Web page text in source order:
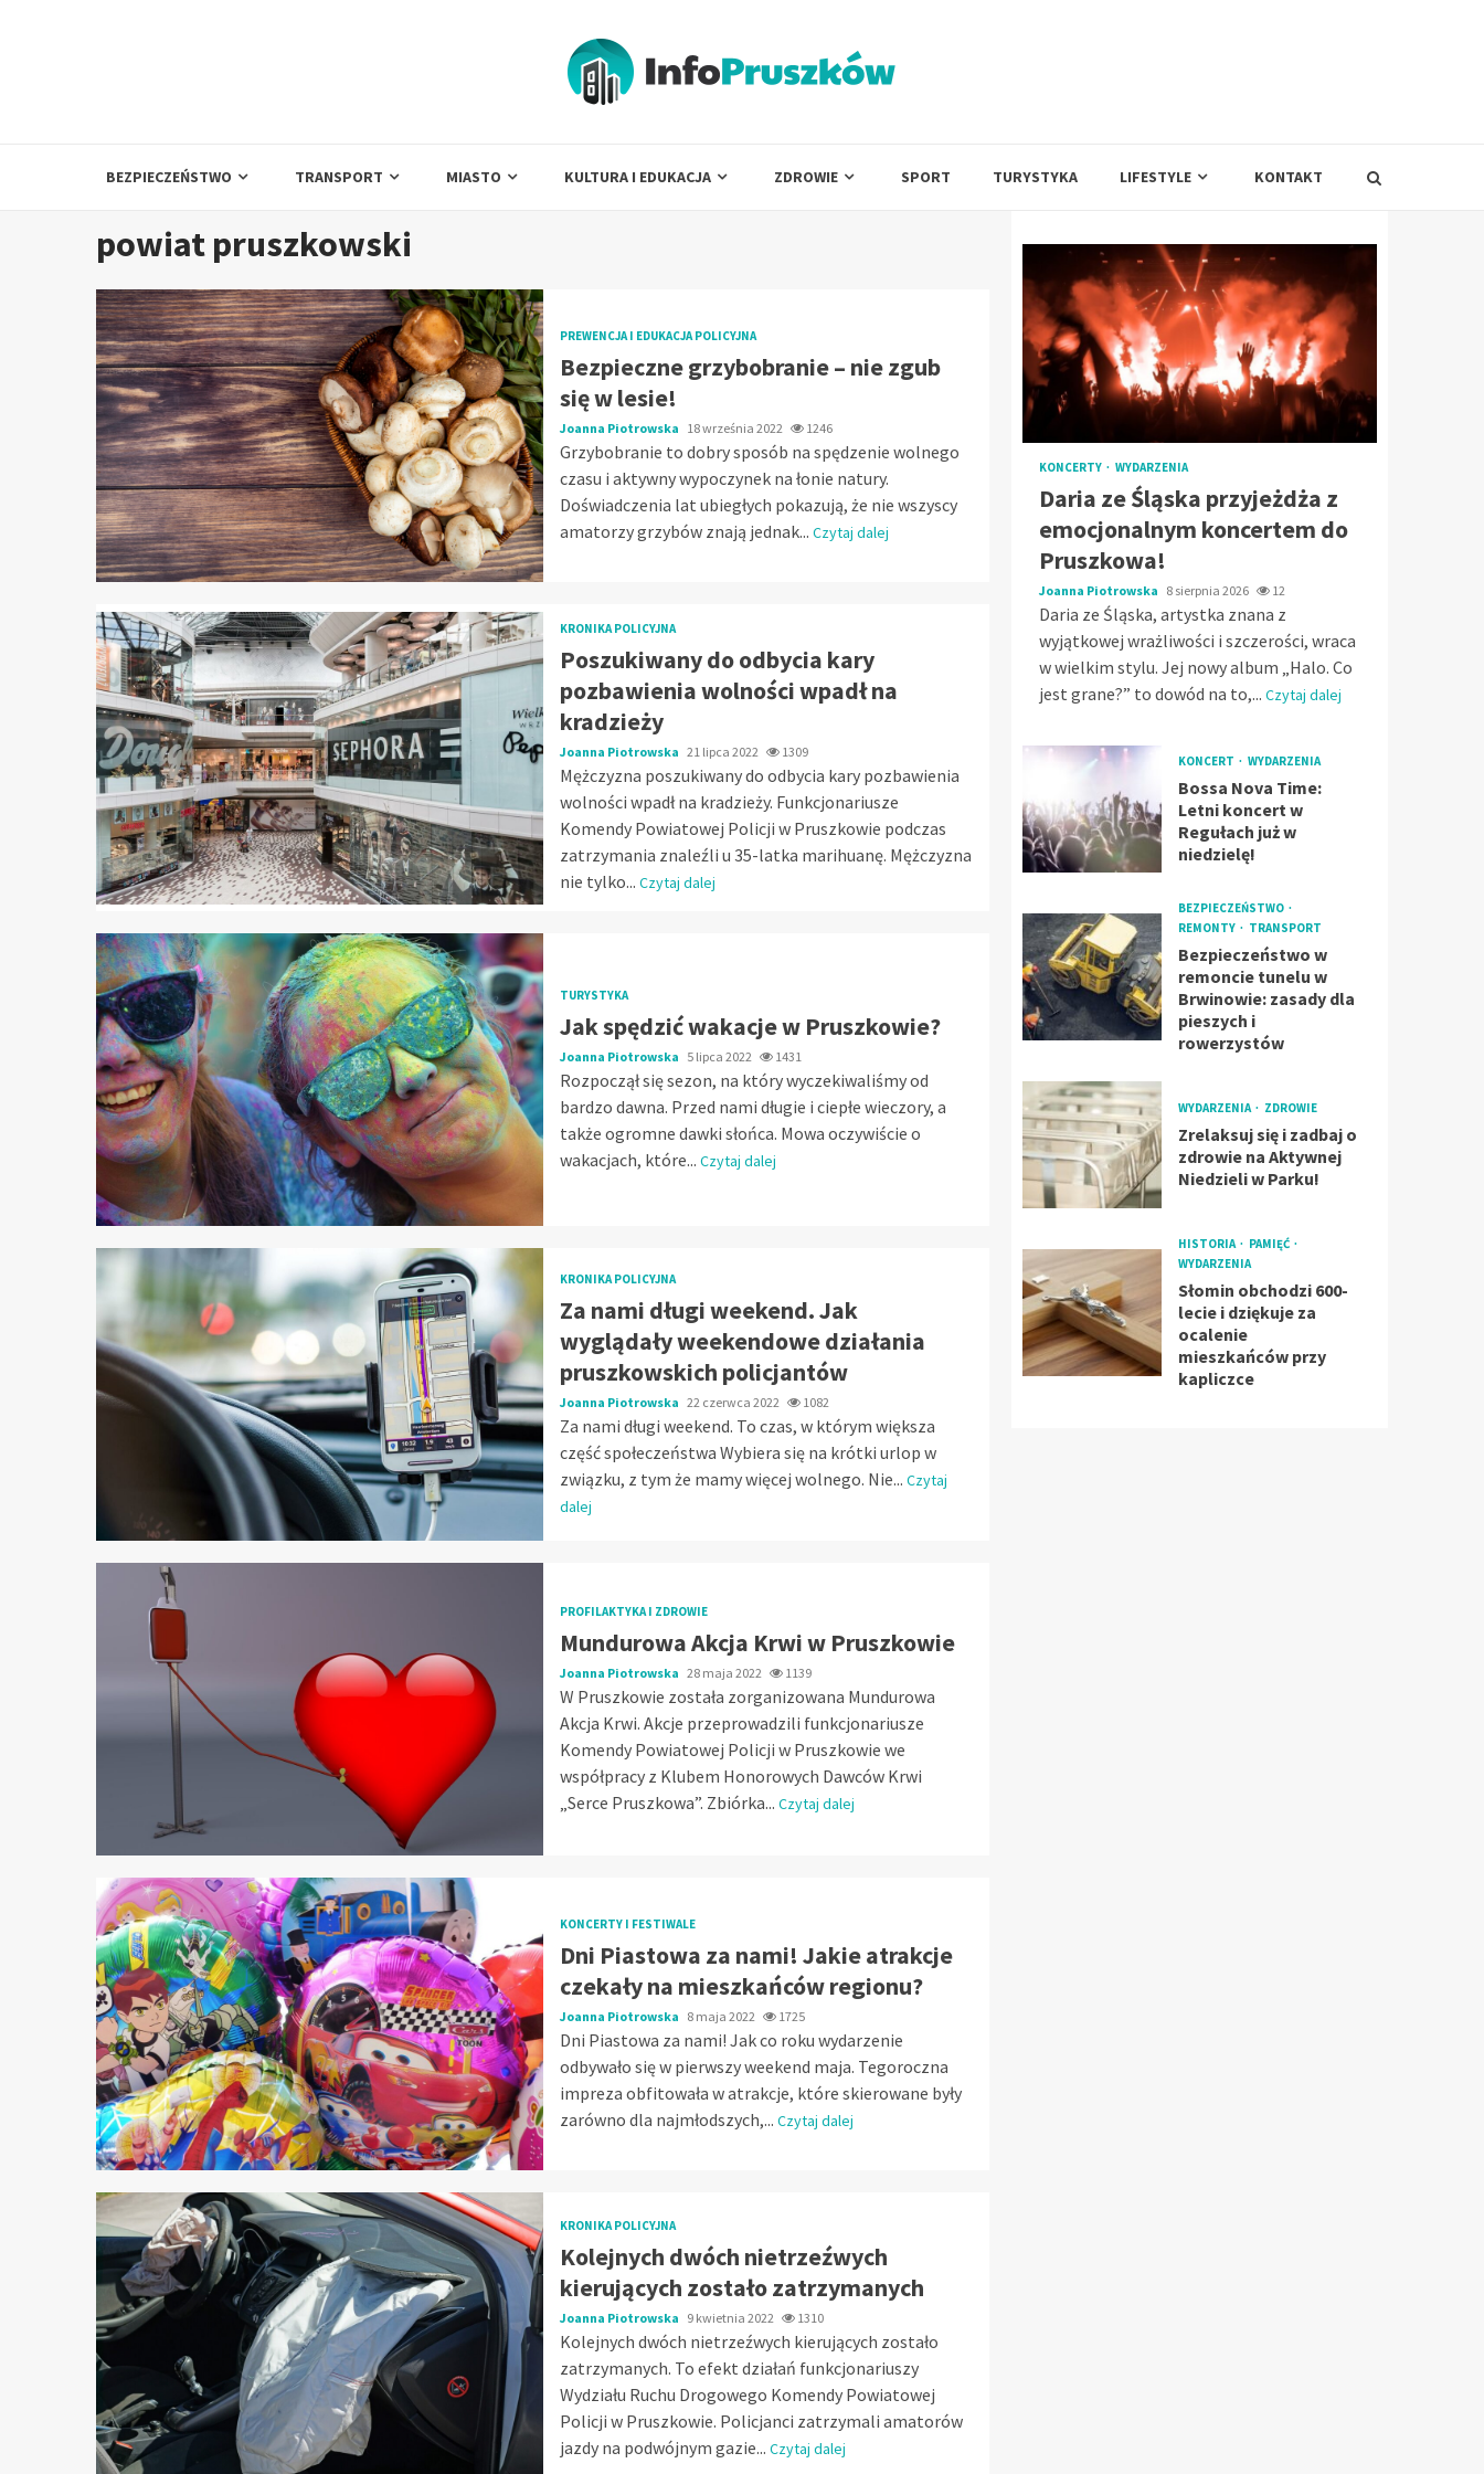
BEZPIECZEŃSTWO TRANSPORT MIASTO KULTURA I EDUKACJA ZDROWIE SPORT TURYSTYKA LIFESTYLE KONTAKT
powiat pruszkowski
PREWENCJA I EDUKACJA POLICYJNA
Bezpieczne grzybobranie – nie zgub
się w lesie!
Joanna Piotrowska 18 września 2022 1246
Grzybobranie to dobry sposób na spędzenie wolnego
czasu i aktywny wypoczynek na łonie natury.
Doświadczenia lat ubiegłych pokazują, że nie wszyscy
amatorzy grzybów znają jednak... Czytaj dalej
KRONIKA POLICYJNA
Poszukiwany do odbycia kary
pozbawienia wolności wpadł na
kradzieży
Joanna Piotrowska 21 lipca 2022 1309
Mężczyzna poszukiwany do odbycia kary pozbawienia
wolności wpadł na kradzieży. Funkcjonariusze
Komendy Powiatowej Policji w Pruszkowie podczas
zatrzymania znaleźli u 35-latka marihuanę. Mężczyzna
nie tylko... Czytaj dalej
TURYSTYKA
Jak spędzić wakacje w Pruszkowie?
Joanna Piotrowska 5 lipca 2022 1431
Rozpoczął się sezon, na który wyczekiwaliśmy od
bardzo dawna. Przed nami długie i ciepłe wieczory, a
także ogromne dawki słońca. Mowa oczywiście o
wakacjach, które... Czytaj dalej
KRONIKA POLICYJNA
Za nami długi weekend. Jak
wyglądały weekendowe działania
pruszkowskich policjantów
Joanna Piotrowska 22 czerwca 2022 1082
Za nami długi weekend. To czas, w którym większa
część społeczeństwa Wybiera się na krótki urlop w
związku, z tym że mamy więcej wolnego. Nie... Czytaj
dalej
PROFILAKTYKA I ZDROWIE
Mundurowa Akcja Krwi w Pruszkowie
Joanna Piotrowska 28 maja 2022 1139
W Pruszkowie została zorganizowana Mundurowa
Akcja Krwi. Akcje przeprowadzili funkcjonariusze
Komendy Powiatowej Policji w Pruszkowie we
współpracy z Klubem Honorowych Dawców Krwi
„Serce Pruszkowa”. Zbiórka... Czytaj dalej
KONCERTY I FESTIWALE
Dni Piastowa za nami! Jakie atrakcje
czekały na mieszkańców regionu?
Joanna Piotrowska 8 maja 2022 1725
Dni Piastowa za nami! Jak co roku wydarzenie
odbywało się w pierwszy weekend maja. Tegoroczna
impreza obfitowała w atrakcje, które skierowane były
zarówno dla najmłodszych,... Czytaj dalej
KRONIKA POLICYJNA
Kolejnych dwóch nietrzeźwych
kierujących zostało zatrzymanych
Joanna Piotrowska 9 kwietnia 2022 1310
Kolejnych dwóch nietrzeźwych kierujących zostało
zatrzymanych. To efekt działań funkcjonariuszy
Wydziału Ruchu Drogowego Komendy Powiatowej
Policji w Pruszkowie. Policjanci zatrzymali amatorów
jazdy na podwójnym gazie... Czytaj dalej
KONCERTY WYDARZENIA
Daria ze Śląska przyjeżdża z
emocjonalnym koncertem do
Pruszkowa!
Joanna Piotrowska 8 sierpnia 2026 12
Daria ze Śląska, artystka znana z
wyjątkowej wrażliwości i szczerości, wraca
w wielkim stylu. Jej nowy album „Halo. Co
jest grane?” to dowód na to,... Czytaj dalej
KONCERT WYDARZENIA
Bossa Nova Time:
Letni koncert w
Regułach już w
niedzielę!
BEZPIECZEŃSTWO
REMONTY
TRANSPORT
Bezpieczeństwo w
remoncie tunelu w
Brwinowie: zasady dla
pieszych i
rowerzystów
WYDARZENIA ZDROWIE
Zrelaksuj się i zadbaj o
zdrowie na Aktywnej
Niedzieli w Parku!
HISTORIA
PAMIĘĆ
WYDARZENIA
Słomin obchodzi 600-
lecie i dziękuje za
ocalenie
mieszkańców przy
kapliczce